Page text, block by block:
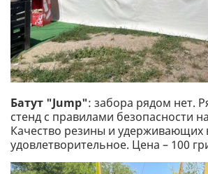
Батут "Jump": забора рядом нет.
стенд с правилами безопасности
Качество резины и удерживающих
удовлетворительное. Цена – 100